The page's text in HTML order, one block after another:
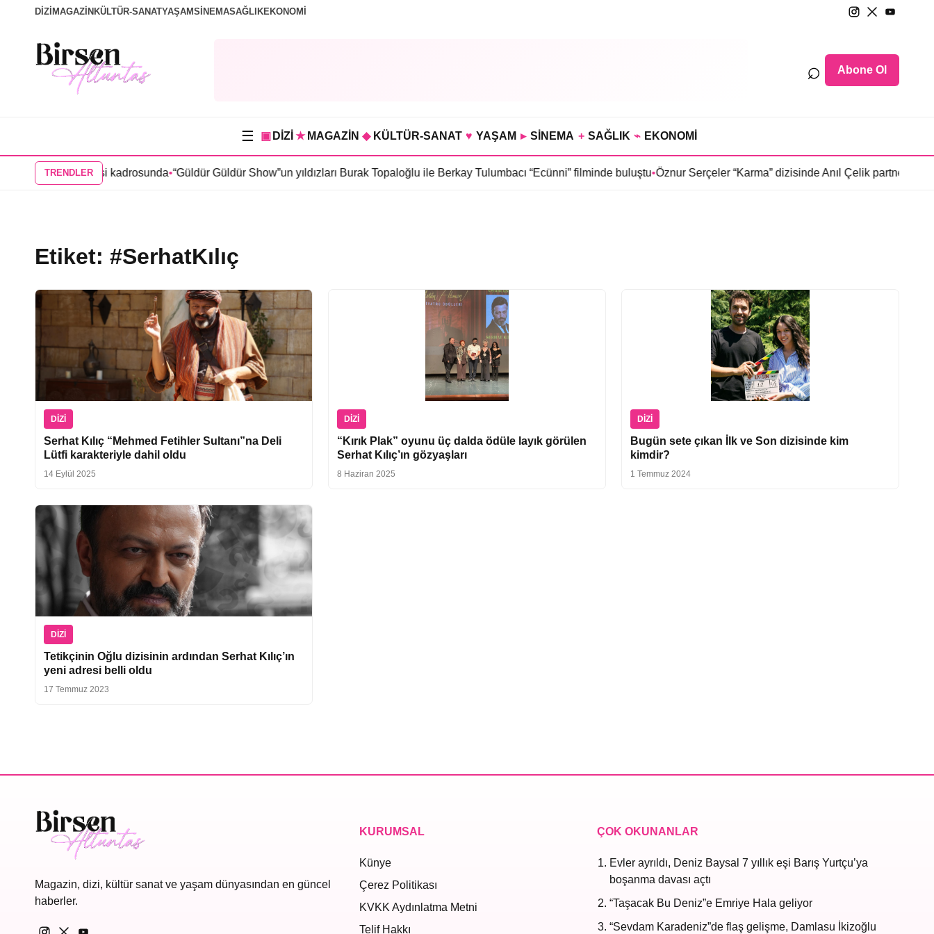
DİZİ MAGAZİN KÜLTÜR-SANATYAŞAMSİNEMASAĞLIKEKONOMİ
⌕ Abone Ol
☰ ▣ DİZİ ★ MAGAZİN ◆ KÜLTÜR-SANAT ♥ YAŞAM ▸ SİNEMA + SAĞLIK ⌁ EKONOMİ
TRENDLER
“Karma” dizisi kadrosunda•“Güldür Güldür Show”un yıldızları Burak Topaloğlu ile Berkay Tulumbacı “Ecünni” filminde buluştu•Öznur Serçeler “Karma” dizisinde Anıl Çelik partneri oldu
Etiket: #SerhatKılıç
DIZI
Serhat Kılıç “Mehmed Fetihler Sultanı”na Deli
Lütfi karakteriyle dahil oldu
14 Eylül 2025
DIZI
“Kırık Plak” oyunu üç dalda ödüle layık görülen
Serhat Kılıç’ın gözyaşları
8 Haziran 2025
DIZI
Bugün sete çıkan İlk ve Son dizisinde kim
kimdir?
1 Temmuz 2024
DIZI
Tetikçinin Oğlu dizisinin ardından Serhat Kılıç’ın
yeni adresi belli oldu
17 Temmuz 2023
Magazin, dizi, kültür sanat ve yaşam dünyasından en güncel
haberler.
KURUMSAL
Künye
Çerez Politikası
KVKK Aydınlatma Metni
Telif Hakkı
ÇOK OKUNANLAR
Evler ayrıldı, Deniz Baysal 7 yıllık eşi Barış Yurtçu’ya
boşanma davası açtı
“Taşacak Bu Deniz”e Emriye Hala geliyor
“Sevdam Karadeniz”de flaş gelişme, Damlasu İkizoğlu